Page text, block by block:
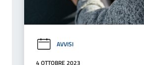
AVVISI
4 OTTOBRE 2023